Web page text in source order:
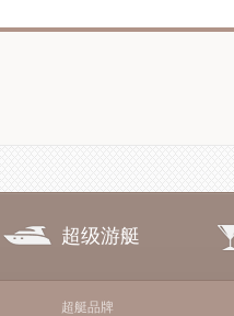
超级游艇
超艇品牌